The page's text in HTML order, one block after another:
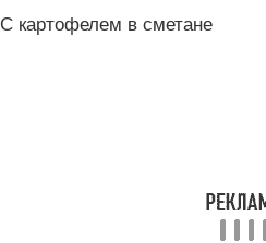
С картофелем в сметане